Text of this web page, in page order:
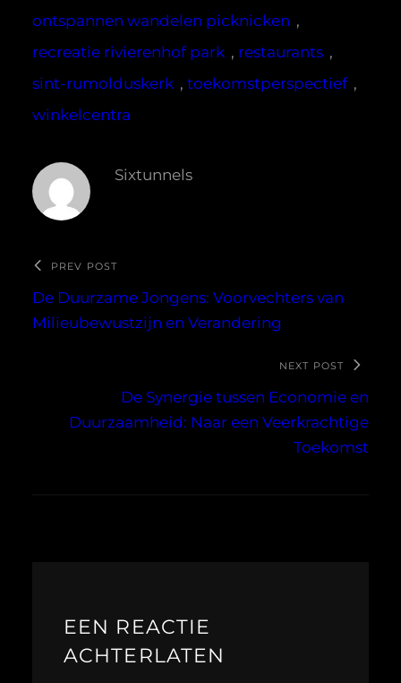
ontspannen wandelen picknicken ,
recreatie rivierenhof park , restaurants ,
sint-rumolduskerk , toekomstperspectief ,
winkelcentra
Sixtunnels
PREV POST
De Duurzame Jongens: Voorvechters van
Milieubewustzijn en Verandering
NEXT POST
De Synergie tussen Economie en
Duurzaamheid: Naar een Veerkrachtige
Toekomst
EEN REACTIE
ACHTERLATEN